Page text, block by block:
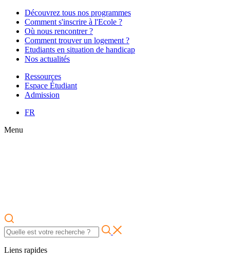
Découvrez tous nos programmes
Comment s'inscrire à l'Ecole ?
Où nous rencontrer ?
Comment trouver un logement ?
Etudiants en situation de handicap
Nos actualités
Ressources
Espace Étudiant
Admission
FR
Menu
Liens rapides